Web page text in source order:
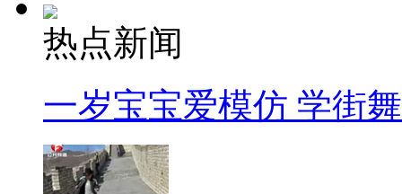
热点新闻
一岁宝宝爱模仿 学街